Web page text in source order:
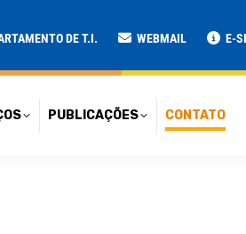
DE T.I. WEBMAIL E-
PUBLICAÇÕES CONTATO